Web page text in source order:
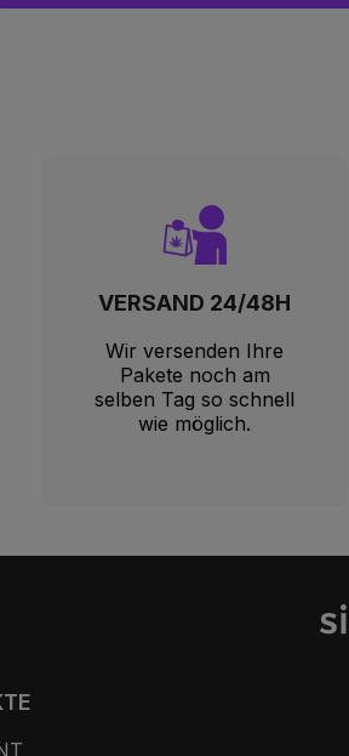
VERSAND 24/48H
Wir versenden Ihre
Pakete noch am
selben Tag so schnell
wie möglich.